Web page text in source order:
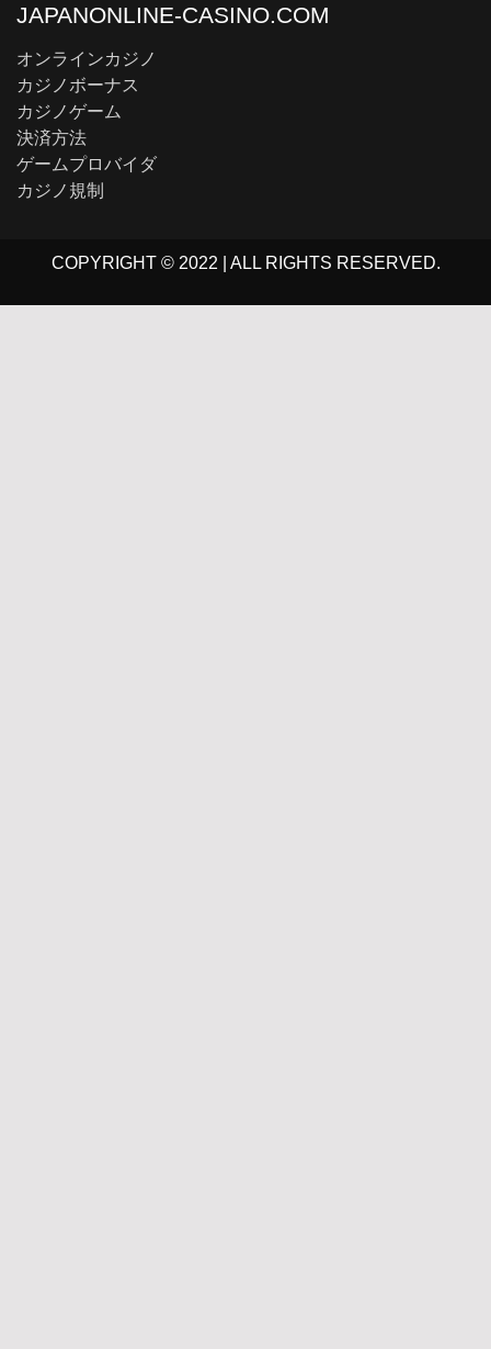
JAPANONLINE-CASINO.COM
オンラインカジノ
カジノボーナス
カジノゲーム
決済方法
ゲームプロバイダ
カジノ規制
COPYRIGHT © 2022 | ALL RIGHTS RESERVED.